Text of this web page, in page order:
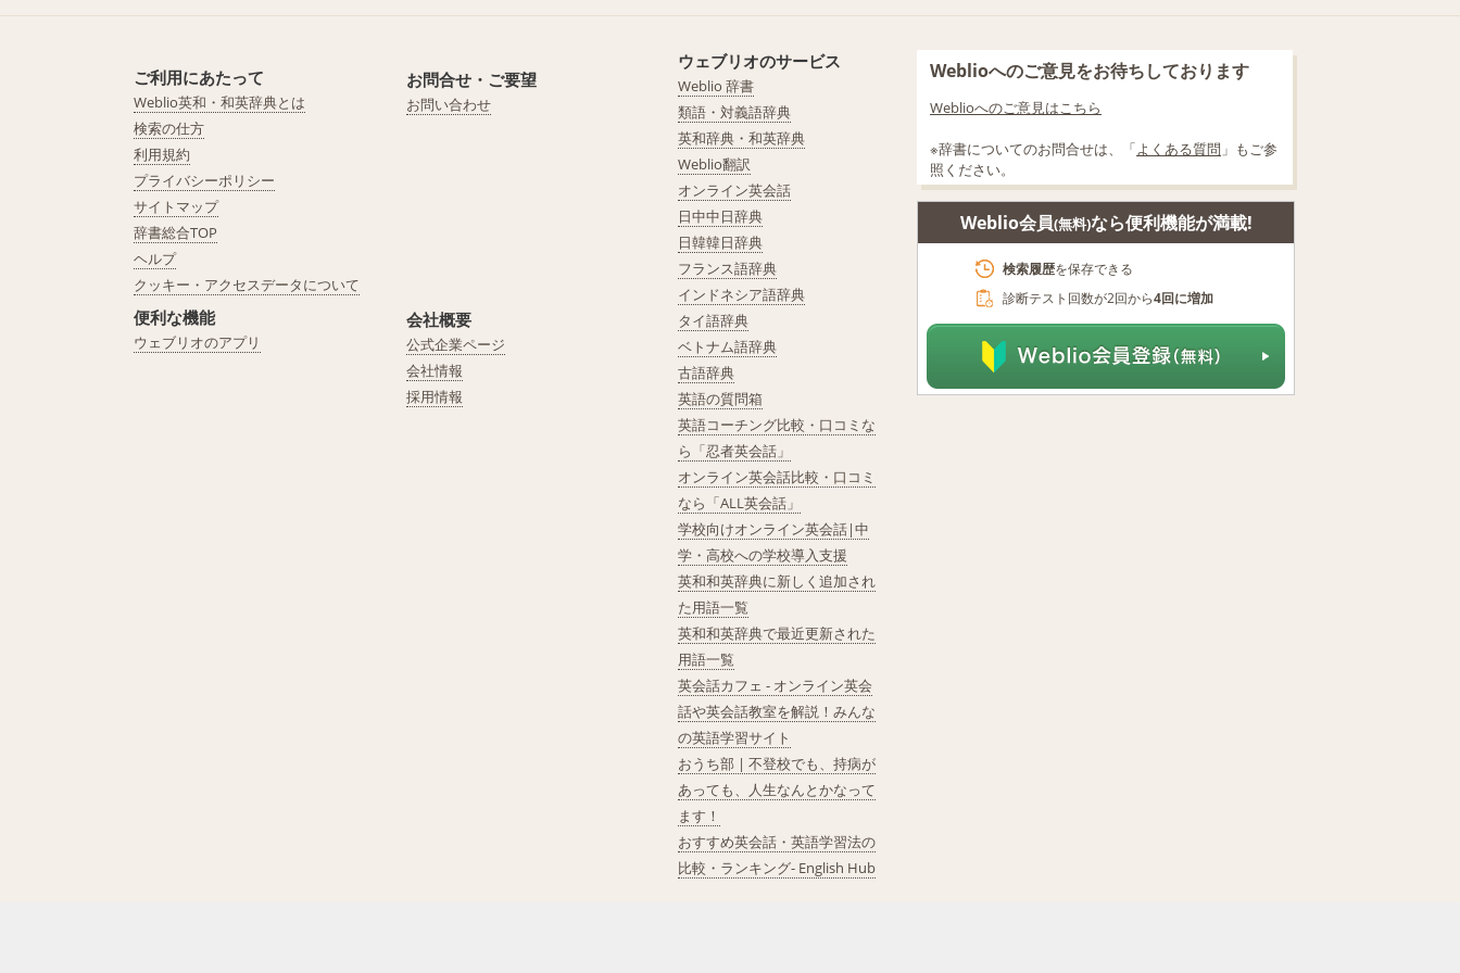
ご利用にあたって
Weblio英和・和英辞典とは
検索の仕方
利用規約
プライバシーポリシー
サイトマップ
辞書総合TOP
ヘルプ
クッキー・アクセスデータについて
便利な機能
ウェブリオのアプリ
お問合せ・ご要望
お問い合わせ
会社概要
公式企業ページ
会社情報
採用情報
ウェブリオのサービス
Weblio 辞書
類語・対義語辞典
英和辞典・和英辞典
Weblio翻訳
オンライン英会話
日中中日辞典
日韓韓日辞典
フランス語辞典
インドネシア語辞典
タイ語辞典
ベトナム語辞典
古語辞典
英語の質問箱
英語コーチング比較・口コミな
ら「忍者英会話」
オンライン英会話比較・口コミ
なら「ALL英会話」
学校向けオンライン英会話|中
学・高校への学校導入支援
英和和英辞典に新しく追加され
た用語一覧
英和和英辞典で最近更新された
用語一覧
英会話カフェ - オンライン英会
話や英会話教室を解説！みんな
の英語学習サイト
おうち部 | 不登校でも、持病が
あっても、人生なんとかなって
ます！
おすすめ英会話・英語学習法の
比較・ランキング- English Hub
Weblioへのご意見をお待ちしております
Weblioへのご意見はこちら
※辞書についてのお問合せは、「よくある質問 」もご参
照ください。
Weblio会員(無料)なら便利機能が満載!
検索履歴を保存できる
診断テスト回数が2回から4回に増加